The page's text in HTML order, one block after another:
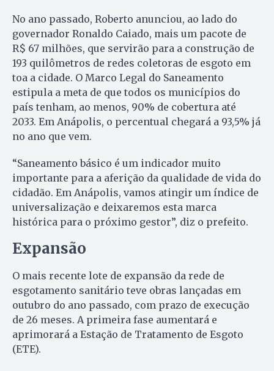
No ano passado, Roberto anunciou, ao lado do
governador Ronaldo Caiado, mais um pacote de
R$ 67 milhões, que servirão para a construção de
193 quilômetros de redes coletoras de esgoto em
toa a cidade. O Marco Legal do Saneamento
estipula a meta de que todos os municípios do
país tenham, ao menos, 90% de cobertura até
2033. Em Anápolis, o percentual chegará a 93,5% já
no ano que vem.
“Saneamento básico é um indicador muito
importante para a aferição da qualidade de vida do
cidadão. Em Anápolis, vamos atingir um índice de
universalização e deixaremos esta marca
histórica para o próximo gestor”, diz o prefeito.
Expansão
O mais recente lote de expansão da rede de
esgotamento sanitário teve obras lançadas em
outubro do ano passado, com prazo de execução
de 26 meses. A primeira fase aumentará e
aprimorará a Estação de Tratamento de Esgoto
(ETE).